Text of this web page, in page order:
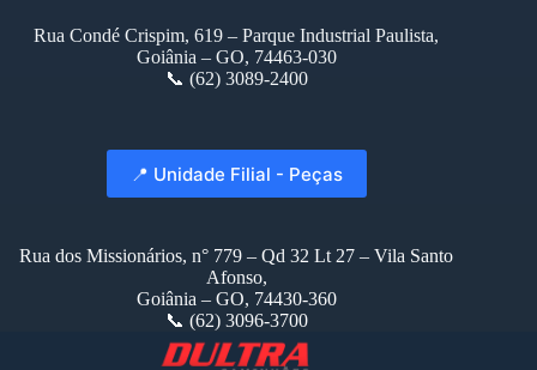
Rua Condé Crispim, 619 – Parque Industrial Paulista,
Goiânia – GO, 74463-030
📞 (62) 3089-2400
📍 Unidade Filial - Peças
Rua dos Missionários, n° 779 – Qd 32 Lt 27 – Vila Santo
Afonso,
Goiânia – GO, 74430-360
📞 (62) 3096-3700